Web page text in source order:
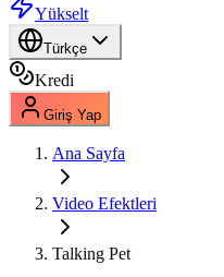
Yükselt
Türkçe
Kredi
Giriş Yap
Ana Sayfa
Video Efektleri
Talking Pet